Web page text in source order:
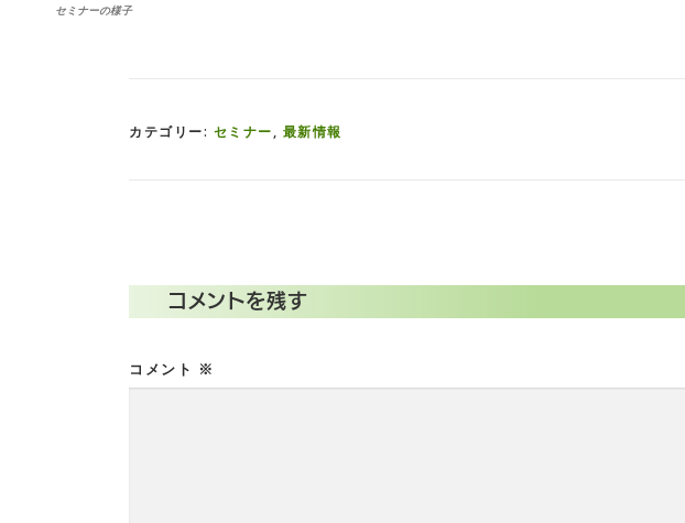
セミナーの様子
カテゴリー: セミナー, 最新情報
コメントを残す
コメント ※